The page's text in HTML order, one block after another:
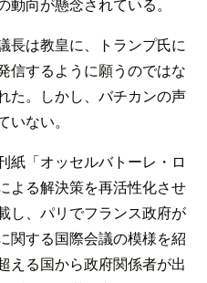
長は教皇に、トランプ氏に
信するように願うのではな
た。しかし、バチカンの声
ない。
紙「オッセルバトーレ・ロ
よる解決策を再活性化させ
し、パリでフランス政府が
関する国際会議の模様を紹
える国から政府関係者が出